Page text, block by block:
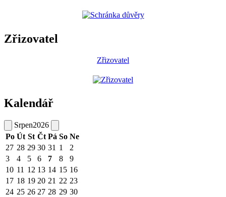
Zřizovatel
Zřizovatel
Kalendář
Srpen2026
Po Út St Čt Pá So Ne
27 28 29 30 31 1
2
3
4 5 6 7 8
9
10 11 12 13 14 15 16
17 18 19 20 21 22 23
24 25 26 27 28 29 30